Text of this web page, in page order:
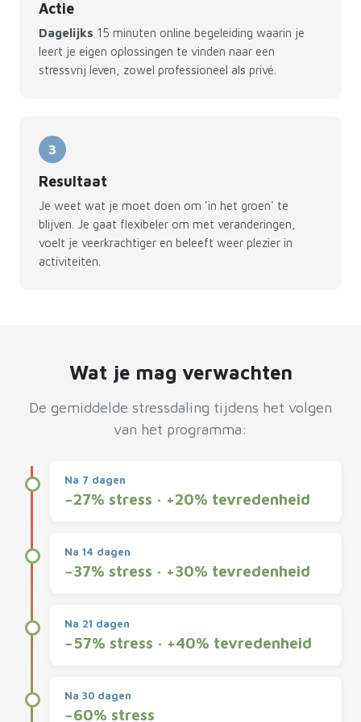
Actie
Dagelijks 15 minuten online begeleiding waarin je
leert je eigen oplossingen te vinden naar een
stressvrij leven, zowel professioneel als privé.
3
Resultaat
Je weet wat je moet doen om 'in het groen' te
blijven. Je gaat flexibeler om met veranderingen,
voelt je veerkrachtiger en beleeft weer plezier in
activiteiten.
Wat je mag verwachten
De gemiddelde stressdaling tijdens het volgen
van het programma:
Na 7 dagen
−27% stress · +20% tevredenheid
Na 14 dagen
−37% stress · +30% tevredenheid
Na 21 dagen
−57% stress · +40% tevredenheid
Na 30 dagen
−60% stress